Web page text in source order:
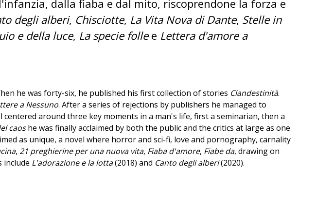
dalla fiaba e dal mito, riscoprendone la forza e
degli alberi, Chisciotte, La Vita Nova di Dante, Stelle in
e della luce, La specie folle e Lettera d'amore a
he was forty-six, he published his first collection of stories Clandestinità.
a Nessuno. After a series of rejections by publishers he managed to
around three key moments in a man's life, first a seminarian, then a
caoshe was finally acclaimed by both the public and the critics at large as one
as unique, a novel where horror and sci-fi, love and pornography, carnality
, 21 preghierine per una nuova vita, Fiaba d'amore, Fiabe da, drawing on
include L'adorazione e la lotta(2018) and Canto degli alberi(2020).